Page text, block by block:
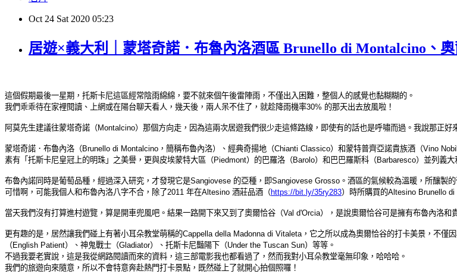
Oct 24 Sat 2020 05:23
居遊×義大利｜蒙塔奇諾．布魯內洛酒區 Brunello di Montalcino、
這個假期最後一星期，托斯卡尼這區經常陰雨綿綿，要不就來個午後雷陣雨，不僅出入困難，整個人的感覺也黏糊糊的。
我們乖乖待在家裡閱讀、上網或在陽台聊天看人，幾天後，兩人呆不住了，就趁降雨機率30% 的那天出去放風啦！
阿莫先生建議往蒙塔奇諾（Montalcino）那個方向走，因為這兩次居遊我們很少走這條路線，即使有的話也是呼嘯而過。我說那正好
蒙塔奇諾．布魯內洛（Brunello di Montalcino，簡稱布魯內洛）、經典奇揚地（Chianti Classico）和蒙特普齊亞諾貴族酒（Vino
素有「托斯卡尼皇冠上的明珠」之美譽，更與皮埃蒙特大區（Piedmont）的巴羅洛（Barolo）和巴巴羅斯科（Barbaresco）並列義大
布魯內諾同時是葡萄品種，經過深入研究，才發現它是Sangiovese 的亞種，即Sangiovese Grosso。酒區的氣候較為溫暖，所釀製
可惜啊，可能我個人和布魯內洛八字不合，除了2011 年在Altesino 酒莊品酒（https://bit.ly/35ry283）時所購買的Altesino Brunello
當天我們沒有打算進村遊覽，算是開車兜風吧。結果一路開下來又到了奧爾恰谷（Val d'Orcia），是說奧爾恰谷可是擁有布魯內洛和
更有趣的是，居然讓我們碰上有著小耳朵教堂萌稱的Cappella della Madonna di Vitaleta，它之所以成為奧爾恰谷的打卡美景，不
（English Patient）、神鬼戰士（Gladiator）、托斯卡尼豔陽下（Under the Tuscan Sun）等等。
不過我要老實說，這是我從網路閱讀而來的資料，這三部電影我也都看過了，然而我對小耳朵教堂毫無印象，哈哈哈。
我們的旅遊向來隨意，所以不會特意奔赴熱門打卡景點，既然碰上了就開心拍個照囉！